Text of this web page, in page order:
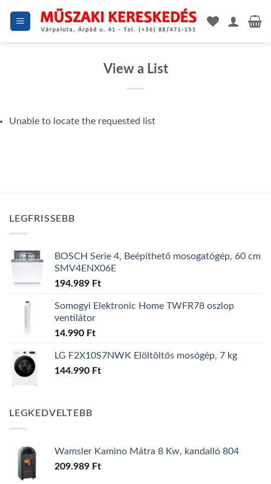
View a List
Unable to locate the requested list
LEGFRISSEBB
BOSCH Serie 4, Beépíthető mosogatógép, 60 cm
SMV4ENX06E
194.989 Ft
Somogyi Elektronic Home TWFR78 oszlop
ventilátor
14.990 Ft
LG F2X10S7NWK Elöltöltős mosógép, 7 kg
144.990 Ft
LEGKEDVELTEBB
Wamsler Kamino Mátra 8 Kw, kandalló 804
209.989 Ft